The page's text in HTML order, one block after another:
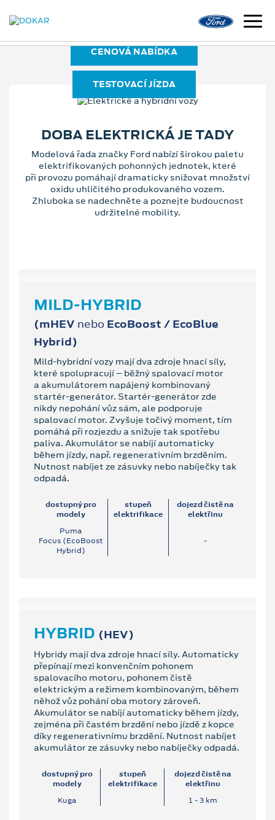
CENOVÁ NABÍDKA
TESTOVACÍ JÍZDA
DOBA ELEKTRICKÁ JE TADY
Modelová řada značky Ford nabízí širokou paletu
elektrifikovaných pohonných jednotek, které
při provozu pomáhají dramaticky snižovat množství
oxidu uhličitého produkovaného vozem.
Zhluboka se nadechněte a poznejte budoucnost
udržitelné mobility.
MILD-HYBRID
(mHEV nebo EcoBoost / EcoBlue
Hybrid)
Mild-hybridní vozy mají dva zdroje hnací síly,
které spolupracují – běžný spalovací motor
a akumulátorem napájený kombinovaný
startér-generátor. Startér-generátor zde
nikdy nepohání vůz sám, ale podporuje
spalovací motor. Zvyšuje točivý moment, tím
pomáhá při rozjezdu a snižuje tak spotřebu
paliva. Akumulátor se nabíjí automaticky
během jízdy, např. regenerativním brzděním.
Nutnost nabíjet ze zásuvky nebo nabíječky tak
odpadá.
dostupný pro
modely
stupeň
elektrifikace
dojezd čistě na
elektřinu
Puma
Focus (EcoBoost
Hybrid)
-
HYBRID (HEV)
Hybridy mají dva zdroje hnací síly. Automaticky
přepínají mezi konvenčním pohonem
spalovacího motoru, pohonem čistě
elektrickým a režimem kombinovaným, během
něhož vůz pohání oba motory zároveň.
Akumulátor se nabíjí automaticky během jízdy,
zejména při častém brzdění nebo jízdě z kopce
díky regenerativnímu brzdění. Nutnost nabíjet
akumulátor ze zásuvky nebo nabíječky odpadá.
dostupný pro
modely
stupeň
elektrifikace
dojezd čistě na
elektřinu
Kuga
1 ‐ 3 km